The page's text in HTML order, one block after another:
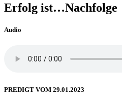
Erfolg ist…Nachfolge
Audio
PREDIGT VOM 29.01.2023